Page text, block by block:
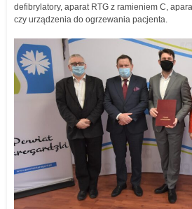
defibrylatory, aparat RTG z ramieniem C,
czy urządzenia do ogrzewania pacjenta.